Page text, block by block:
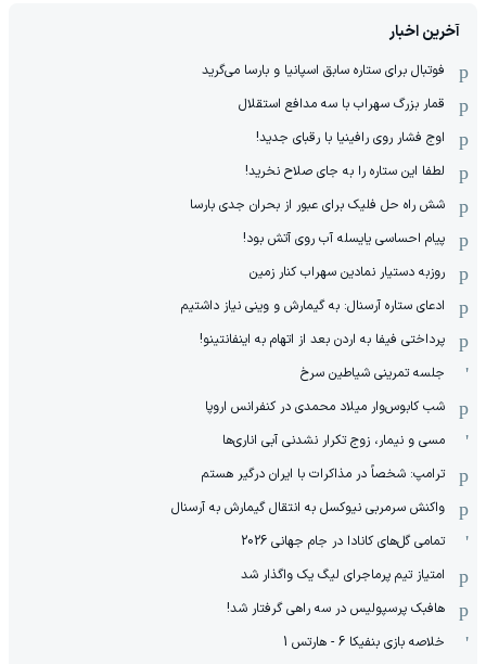
آخرین اخبار
فوتبال برای ستاره سابق اسپانیا و بارسا می‌گرید
قمار بزرگ سهراب با سه مدافع استقلال
اوج فشار روی رافینیا با رقبای جدید!
لطفا این ستاره را به جای صلاح نخرید!
شش راه حل فلیک برای عبور از بحران جدی بارسا
پیام احساسی یایسله آب روی آتش بود!
روزبه دستیار نمادین سهراب کنار زمین
ادعای ستاره آرسنال: به گیمارش و وینی نیاز داشتیم
پرداختی فیفا به اردن بعد از اتهام به اینفانتینو!
جلسه تمرینی شیاطین سرخ
شب کابوس‌وار میلاد محمدی در کنفرانس اروپا
مسی و نیمار، زوج تکرار نشدنی آبی اناری‌ها
ترامپ: شخصاً در مذاکرات با ایران درگیر هستم
واکنش سرمربی نیوکسل به انتقال گیمارش به آرسنال
تمامی گل‌های کانادا در جام جهانی 2026
امتیاز تیم پرماجرای لیگ یک واگذار شد
هافبک پرسپولیس در سه راهی گرفتار شد!
خلاصه بازی بنفیکا 6 - هارتس 1